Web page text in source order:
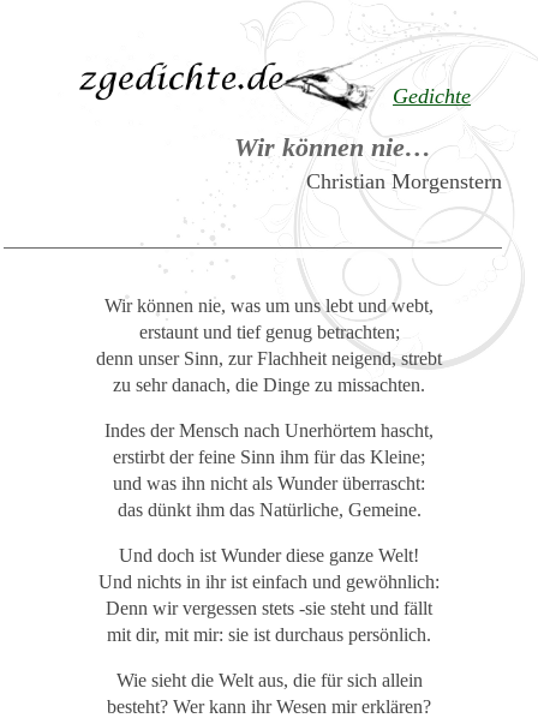
Gedichte
Wir können nie…
Christian Morgenstern
Wir können nie, was um uns lebt und webt,
erstaunt und tief genug betrachten;
denn unser Sinn, zur Flachheit neigend, strebt
zu sehr danach, die Dinge zu missachten.
Indes der Mensch nach Unerhörtem hascht,
erstirbt der feine Sinn ihm für das Kleine;
und was ihn nicht als Wunder überrascht:
das dünkt ihm das Natürliche, Gemeine.
Und doch ist Wunder diese ganze Welt!
Und nichts in ihr ist einfach und gewöhnlich:
Denn wir vergessen stets -sie steht und fällt
mit dir, mit mir: sie ist durchaus persönlich.
Wie sieht die Welt aus, die für sich allein
besteht? Wer kann ihr Wesen mir erklären?